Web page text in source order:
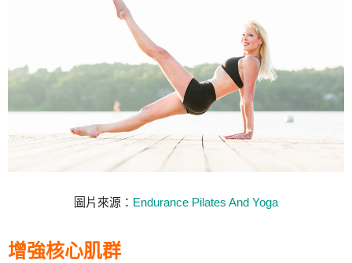
圖片來源： Endurance Pilates And Yoga
增強核心肌群